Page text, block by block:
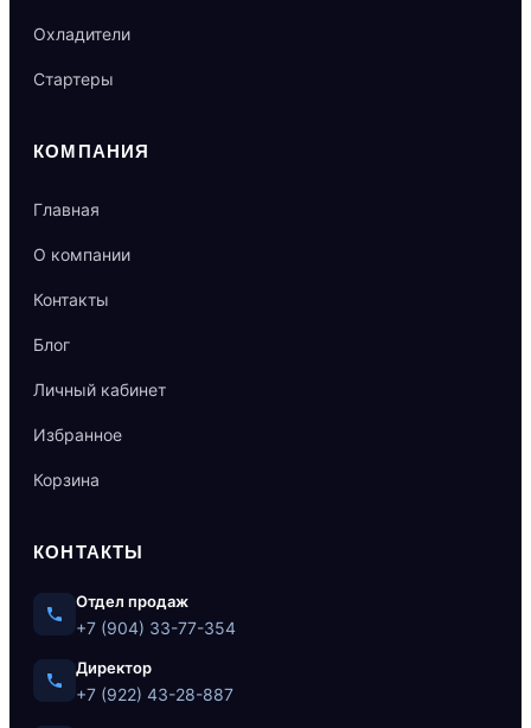
Охладители
Стартеры
КОМПАНИЯ
Главная
О компании
Контакты
Блог
Личный кабинет
Избранное
Корзина
КОНТАКТЫ
Отдел продаж
+7 (904) 33-77-354
Директор
+7 (922) 43-28-887